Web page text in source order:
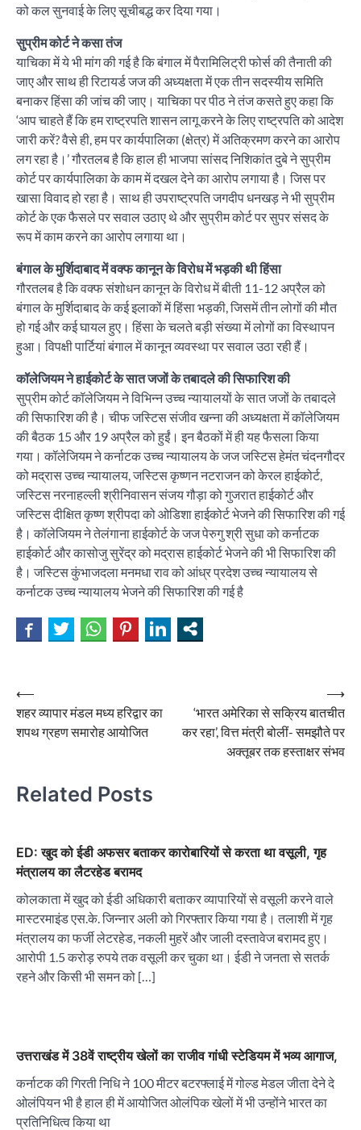
को कल सुनवाई के लिए सूचीबद्ध कर दिया गया।
सुप्रीम कोर्ट ने कसा तंज
याचिका में ये भी मांग की गई है कि बंगाल में पैरामिलिट्री फोर्स की तैनाती की
जाए और साथ ही रिटायर्ड जज की अध्यक्षता में एक तीन सदस्यीय समिति
बनाकर हिंसा की जांच की जाए। याचिका पर पीठ ने तंज कसते हुए कहा कि
‘आप चाहते हैं कि हम राष्ट्रपति शासन लागू करने के लिए राष्ट्रपति को आदेश
जारी करें? वैसे ही, हम पर कार्यपालिका (क्षेत्र) में अतिक्रमण करने का आरोप
लग रहा है।’ गौरतलब है कि हाल ही भाजपा सांसद निशिकांत दुबे ने सुप्रीम
कोर्ट पर कार्यपालिका के काम में दखल देने का आरोप लगाया है। जिस पर
खासा विवाद हो रहा है। साथ ही उपराष्ट्रपति जगदीप धनखड़ ने भी सुप्रीम
कोर्ट के एक फैसले पर सवाल उठाए थे और सुप्रीम कोर्ट पर सुपर संसद के
रूप में काम करने का आरोप लगाया था।
बंगाल के मुर्शिदाबाद में वक्फ कानून के विरोध में भड़की थी हिंसा
गौरतलब है कि वक्फ संशोधन कानून के विरोध में बीती 11-12 अप्रैल को
बंगाल के मुर्शिदाबाद के कई इलाकों में हिंसा भड़की, जिसमें तीन लोगों की मौत
हो गई और कई घायल हुए। हिंसा के चलते बड़ी संख्या में लोगों का विस्थापन
हुआ। विपक्षी पार्टियां बंगाल में कानून व्यवस्था पर सवाल उठा रही हैं।
कॉलेजियम ने हाईकोर्ट के सात जजों के तबादले की सिफारिश की
सुप्रीम कोर्ट कॉलेजियम ने विभिन्न उच्च न्यायालयों के सात जजों के तबादले
की सिफारिश की है। चीफ जस्टिस संजीव खन्ना की अध्यक्षता में कॉलेजियम
की बैठक 15 और 19 अप्रैल को हुईं। इन बैठकों में ही यह फैसला किया
गया। कॉलेजियम ने कर्नाटक उच्च न्यायालय के जज जस्टिस हेमंत चंदनगौदर
को मद्रास उच्च न्यायालय, जस्टिस कृष्णन नटराजन को केरल हाईकोर्ट,
जस्टिस नरनाहल्ली श्रीनिवासन संजय गौड़ा को गुजरात हाईकोर्ट और
जस्टिस दीक्षित कृष्ण श्रीपदा को ओडिशा हाईकोर्ट भेजने की सिफारिश की गई
है। कॉलेजियम ने तेलंगाना हाईकोर्ट के जज पेरुगु श्री सुधा को कर्नाटक
हाईकोर्ट और कासोजु सुरेंद्र को मद्रास हाईकोर्ट भेजने की भी सिफारिश की
है। जस्टिस कुंभाजदला मनमधा राव को आंध्र प्रदेश उच्च न्यायालय से
कर्नाटक उच्च न्यायालय भेजने की सिफारिश की गई है
Post
navigation
⟵
शहर व्यापार मंडल मध्य हरिद्वार का
शपथ ग्रहण समारोह आयोजित
‘भारत अमेरिका से सक्रिय बातचीत
कर रहा’, वित्त मंत्री बोलीं- समझौते पर
अक्तूबर तक हस्ताक्षर संभव
⟶
Related Posts
ED: खुद को ईडी अफसर बताकर कारोबारियों से करता था वसूली, गृह
मंत्रालय का लैटरहेड बरामद
कोलकाता में खुद को ईडी अधिकारी बताकर व्यापारियों से वसूली करने वाले
मास्टरमाइंड एस.के. जिन्नार अली को गिरफ्तार किया गया है। तलाशी में गृह
मंत्रालय का फर्जी लेटरहेड, नकली मुहरें और जाली दस्तावेज बरामद हुए।
आरोपी 1.5 करोड़ रुपये तक वसूली कर चुका था। ईडी ने जनता से सतर्क
रहने और किसी भी समन को […]
उत्तराखंड में 38वें राष्ट्रीय खेलों का राजीव गांधी स्टेडियम में भव्य आगाज,
कर्नाटक की गिरती निधि ने 100 मीटर बटरफ्लाई में गोल्ड मेडल जीता देने दे
ओलंपियन भी है हाल ही में आयोजित ओलंपिक खेलों में भी उन्होंने भारत का
प्रतिनिधित्व किया था